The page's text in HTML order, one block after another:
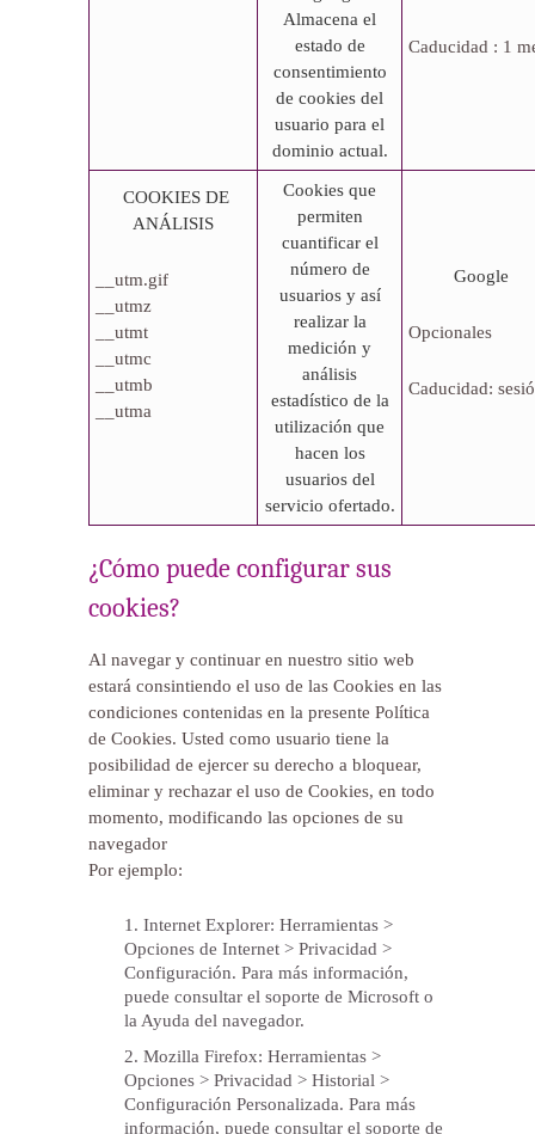
Almacena el
estado de
consentimiento
de cookies del
usuario para el
dominio actual.
Caducidad : 1
COOKIES DE
ANÁLISIS
__utm.gif
__utmz
__utmt
__utmc
__utmb
__utma
Cookies que
permiten
cuantificar el
número de
usuarios y así
realizar la
medición y
análisis
estadístico de la
utilización que
hacen los
usuarios del
servicio ofertado.
Google
Opcionales
Caducidad:
¿Cómo puede configurar sus
cookies?
Al navegar y continuar en nuestro sitio web
estará consintiendo el uso de las Cookies en las
condiciones contenidas en la presente Política
de Cookies. Usted como usuario tiene la
posibilidad de ejercer su derecho a bloquear,
eliminar y rechazar el uso de Cookies, en todo
momento, modificando las opciones de su
navegador
Por ejemplo:
Internet Explorer: Herramientas >
Opciones de Internet > Privacidad >
Configuración. Para más información,
puede consultar el soporte de Microsoft o
la Ayuda del navegador.
Mozilla Firefox: Herramientas >
Opciones > Privacidad > Historial >
Configuración Personalizada. Para más
información, puede consultar el soporte de